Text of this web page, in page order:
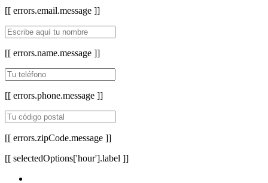
[[ errors.email.message ]]
[[ errors.name.message ]]
[[ errors.phone.message ]]
[[ errors.zipCode.message ]]
[[ selectedOptions['hour'].label ]]